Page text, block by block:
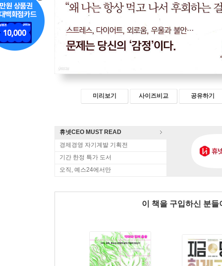
미리보기 사이즈비교 공유하기
휴넷CEO MUST READ
경제경영 자기계발 기획전
기간 한정 특가 도서
오직, 예스24에서만
이 책을 구입하신 분